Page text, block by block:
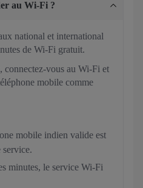
au Wi-Fi ?
national et international
de Wi-Fi gratuit.
connectez-vous au Wi-Fi et
mobile comme
mobile indien valide est
service.
minutes, le service Wi-Fi